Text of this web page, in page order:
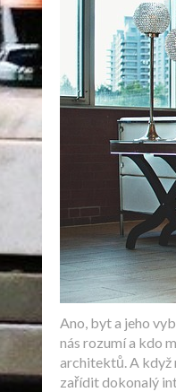
Ano, byt a jeho
nás rozumí a kdo
architektů. A když
zařídit dokonalý